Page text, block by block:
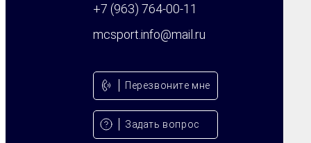
+7 (963) 764-00-11
mcsport.info@mail.ru
Перезвонитe мне
Задать вопрос